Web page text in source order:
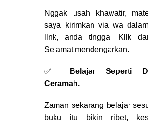
Nggak usah khawatir,
saya kirimkan via wa
link, anda tinggal Klik
Selamat mendengarkan.
✅
Belajar Seperti
Ceramah.
Zaman sekarang belajar
buku itu bikin ribet,